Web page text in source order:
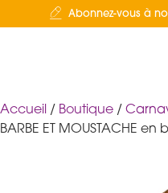
Abonnez-vous à
Accueil / Boutique /
BARBE ET MOUSTACHE en